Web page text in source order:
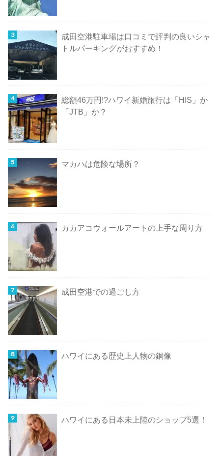
成田空港駐車場は口コミで評判の良いシャ
トルパーキングがおすすめ！
総額46万円!?ハワイ新婚旅行は「HIS」か
「JTB」か？
マカハは危険な場所？
カカアコウォールアートの上手な周り方
成田空港での過ごし方
ハワイにある歴史上人物の銅像
ハワイにある日本未上陸のショップ5選！